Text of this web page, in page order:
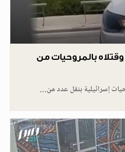
وقتلاه بالمروحيات من
إسرائيلية بنقل عدد من…